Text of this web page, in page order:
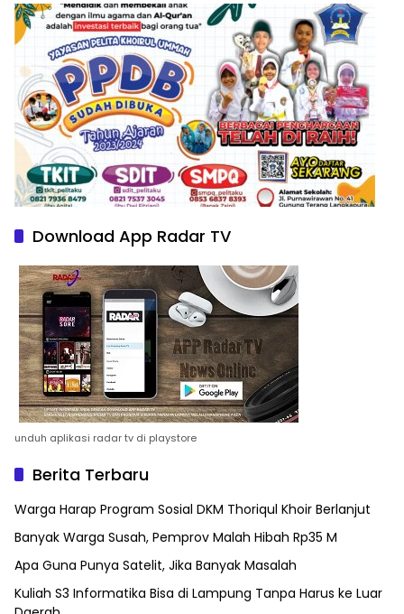
Download App Radar TV
unduh aplikasi radar tv di playstore
Berita Terbaru
Warga Harap Program Sosial DKM Thoriqul Khoir Berlanjut
Banyak Warga Susah, Pemprov Malah Hibah Rp35 M
Apa Guna Punya Satelit, Jika Banyak Masalah
Kuliah S3 Informatika Bisa di Lampung Tanpa Harus ke Luar